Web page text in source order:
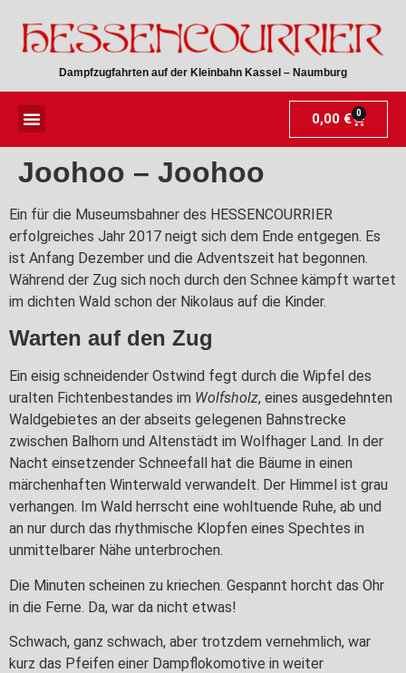
Dampfzugfahrten auf der Kleinbahn Kassel – Naumburg
0,00 € 0
Joohoo – Joohoo
Ein für die Museumsbahner des HESSENCOURRIER
erfolgreiches Jahr 2017 neigt sich dem Ende entgegen. Es
ist Anfang Dezember und die Adventszeit hat begonnen.
Während der Zug sich noch durch den Schnee kämpft wartet
im dichten Wald schon der Nikolaus auf die Kinder.
Warten auf den Zug
Ein eisig schneidender Ostwind fegt durch die Wipfel des
uralten Fichtenbestandes im Wolfsholz, eines ausgedehnten
Waldgebietes an der abseits gelegenen Bahnstrecke
zwischen Balhorn und Altenstädt im Wolfhager Land. In der
Nacht einsetzender Schneefall hat die Bäume in einen
märchenhaften Winterwald verwandelt. Der Himmel ist grau
verhangen. Im Wald herrscht eine wohltuende Ruhe, ab und
an nur durch das rhythmische Klopfen eines Spechtes in
unmittelbarer Nähe unterbrochen.
Die Minuten scheinen zu kriechen. Gespannt horcht das Ohr
in die Ferne. Da, war da nicht etwas!
Schwach, ganz schwach, aber trotzdem vernehmlich, war
kurz das Pfeifen einer Dampflokomotive in weiter